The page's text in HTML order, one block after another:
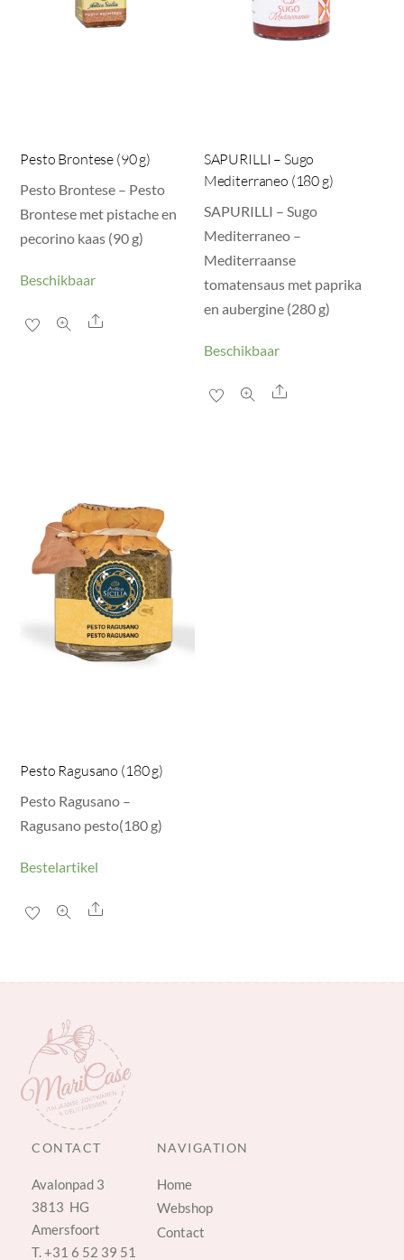
Pesto Brontese (90 g)
Pesto Brontese – Pesto
Brontese met pistache en
pecorino kaas (90 g)
Beschikbaar
Share
SAPURILLI – Sugo
Mediterraneo (180 g)
SAPURILLI – Sugo
Mediterraneo –
Mediterraanse
tomatensaus met paprika
en aubergine (280 g)
Beschikbaar
Share
Pesto Ragusano (180 g)
Pesto Ragusano –
Ragusano pesto(180 g)
Bestelartikel
Share
CONTACT
Avalonpad 3
3813 HG
Amersfoort
T.+31 6 52 39 51
NAVIGATION
Home
Webshop
Contact